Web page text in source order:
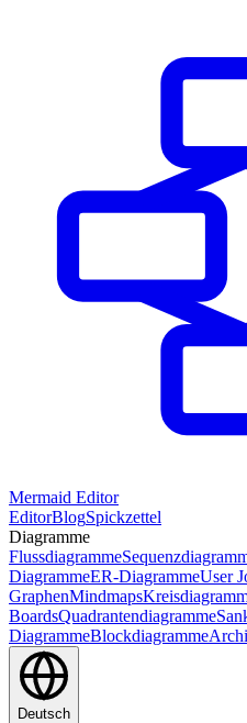
Mermaid Editor
EditorBlogSpickzettel
Diagramme
Flussdiagramme
DiagrammeER-DiagrammeUser
GraphenMindmaps
BoardsQuadrantendiagramme
DiagrammeBlockdiagramme
Deutsch